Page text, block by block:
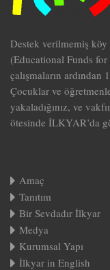
Destek verilmemiş köy
(Educational Funds
çalışmaların
Çocuklar ve
yakaladığınız, ve
ötesinde İLKYAR’da
Amaç
Tanıtım
Bir Sevdadır İlkyar
Medya
Kurumsal Yapı
İlkyar in English